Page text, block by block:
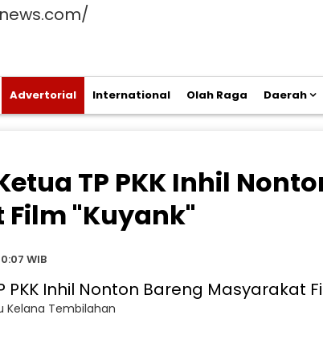
Advertorial International Olah Raga Daerah
TP PKK Inhil
"Kuyank"
WIB
Kelana Tembilahan